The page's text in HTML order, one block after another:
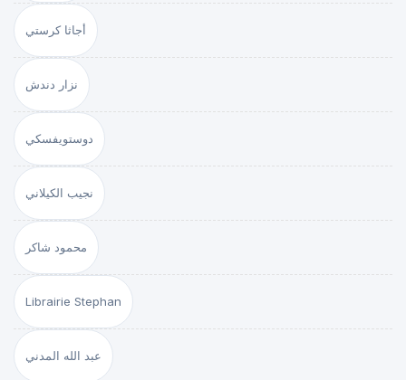
أجاثا كرستي
نزار دندش
دوستويفسكي
نجيب الكيلاني
محمود شاكر
Librairie Stephan
عبد الله المدني